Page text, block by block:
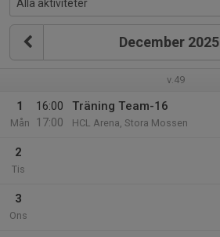
December 2025
v.49
1
Mån
16:00
17:00
Träning Team-16
HCL Arena, Stora Mossen
2
Tis
3
Ons